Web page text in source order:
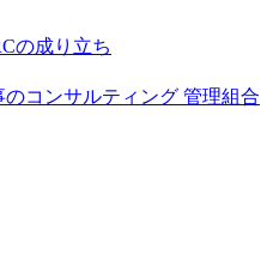
の成り立ち
のコンサルティング 管理組合